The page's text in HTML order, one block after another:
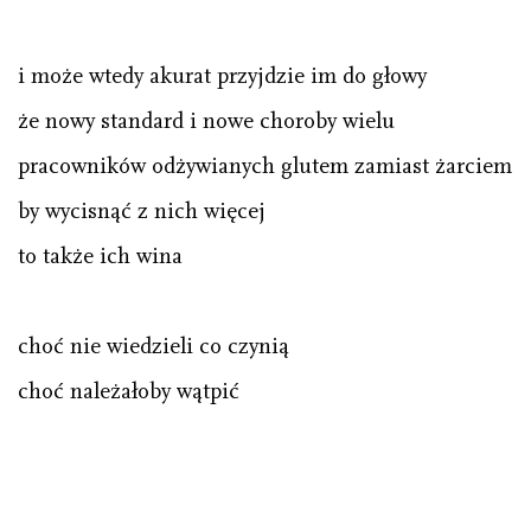
i może wtedy akurat przyjdzie im do głowy
że nowy standard i nowe choroby wielu
pracowników odżywianych glutem zamiast żarciem
by wycisnąć z nich więcej
to także ich wina
choć nie wiedzieli co czynią
choć należałoby wątpić